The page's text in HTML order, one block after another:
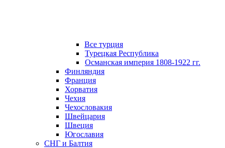
Все турция
Турецкая Республика
Османская империя 1808-1922 гг.
Финляндия
Франция
Хорватия
Чехия
Чехословакия
Швейцария
Швеция
Югославия
СНГ и Балтия